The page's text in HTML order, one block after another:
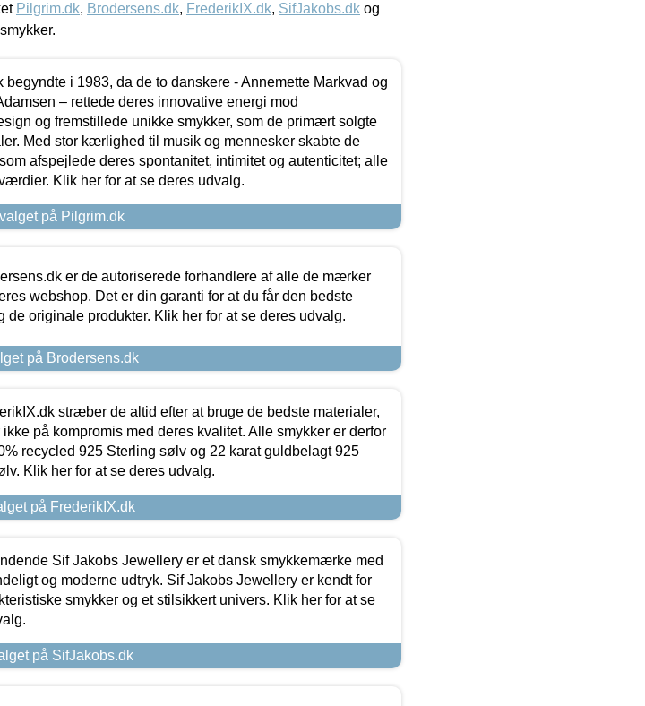
Pilgrim.dk, Brodersens.dk, FrederikIX.dk, SifJakobs.dk og
begyndte i 1983, da de to danskere - Annemette Markvad og
– rettede deres innovative energi mod
og fremstillede unikke smykker, som de primært solgte
Med stor kærlighed til musik og mennesker skabte de
afspejlede deres spontanitet, intimitet og autenticitet; alle
Klik her for at se deres udvalg.
på Pilgrim.dk
er de autoriserede forhandlere af alle de mærker
webshop. Det er din garanti for at du får den bedste
de originale produkter. Klik her for at se deres udvalg.
på Brodersens.dk
stræber de altid efter at bruge de bedste materialer,
på kompromis med deres kvalitet. Alle smykker er derfor
recycled 925 Sterling sølv og 22 karat guldbelagt 925
Klik her for at se deres udvalg.
på FrederikIX.dk
Sif Jakobs Jewellery er et dansk smykkemærke med
og moderne udtryk. Sif Jakobs Jewellery er kendt for
smykker og et stilsikkert univers. Klik her for at se
på SifJakobs.dk